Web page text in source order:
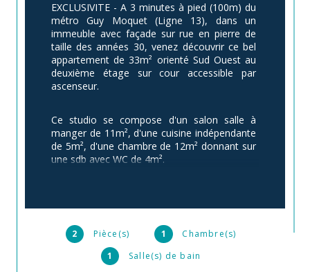
2 Pièce(s) 1
Chambre(s)
1
Salle(s) de bain
EXCLUSIVITE - A 3 minutes à pied (100m) du
métro Guy Moquet (Ligne 13), dans un
immeuble avec façade sur rue en pierre de
taille des années 30, venez découvrir ce bel
appartement de 33m² orienté Sud Ouest au
deuxième étage sur cour accessible par
ascenseur.
Ce studio se compose d'un salon salle à
manger de 11m², d'une cuisine indépendante
de 5m², d'une chambre de 12m² donnant sur
une sdb avec WC de 4m².
investissement locatif. Énorme demande
Legendre. Une cave complète cet
appartement.